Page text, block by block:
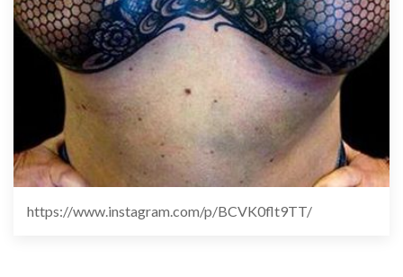
https://www.instagram.com/p/BCVK0flt9TT/